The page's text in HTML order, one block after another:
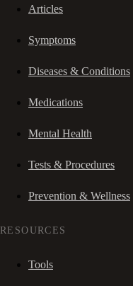
Articles
Symptoms
Diseases & Conditions
Medications
Mental Health
Tests & Procedures
Prevention & Wellness
RESOURCES
Tools